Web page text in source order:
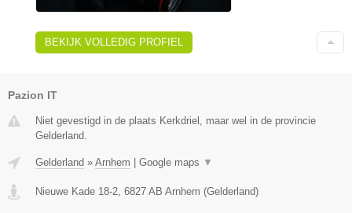
BEKIJK VOLLEDIG PROFIEL
Pazion IT
Niet gevestigd in de plaats Kerkdriel, maar wel in de provincie
Gelderland.
Gelderland » Arnhem | Google maps ▼
Nieuwe Kade 18-2 6827 AB Arnhem (Gelderland)